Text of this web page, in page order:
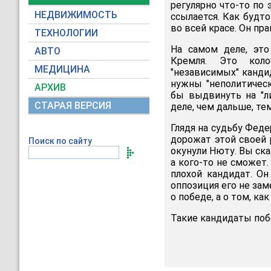
НЕДВИЖИМОСТЬ
ТЕХНОЛОГИИ
АВТО
МЕДИЦИНА
АРХИВ
СТАРАЯ ВЕРСИЯ
Поиск по сайту
регулярно что-то
ссылается. Как
во всей красе. Он
На самом деле, это
Кремля. Это
"независимых"
нужны
бы выдвинуть на
деле, чем дальше,
Глядя на судьбу
дорожат этой своей
окунули Нюту. Вы
а кого-то не сможет.
плохой кандидат.
оппозиция его не
о победе, а о том,
Такие кандидаты